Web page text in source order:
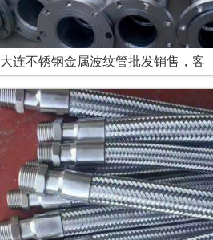
大连不锈钢金属波纹管批发销售，客